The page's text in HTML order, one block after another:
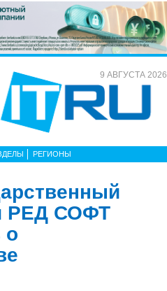
9 АВГУСТА 2026
РЕГИОНЫ
РЕД СОФТ
о